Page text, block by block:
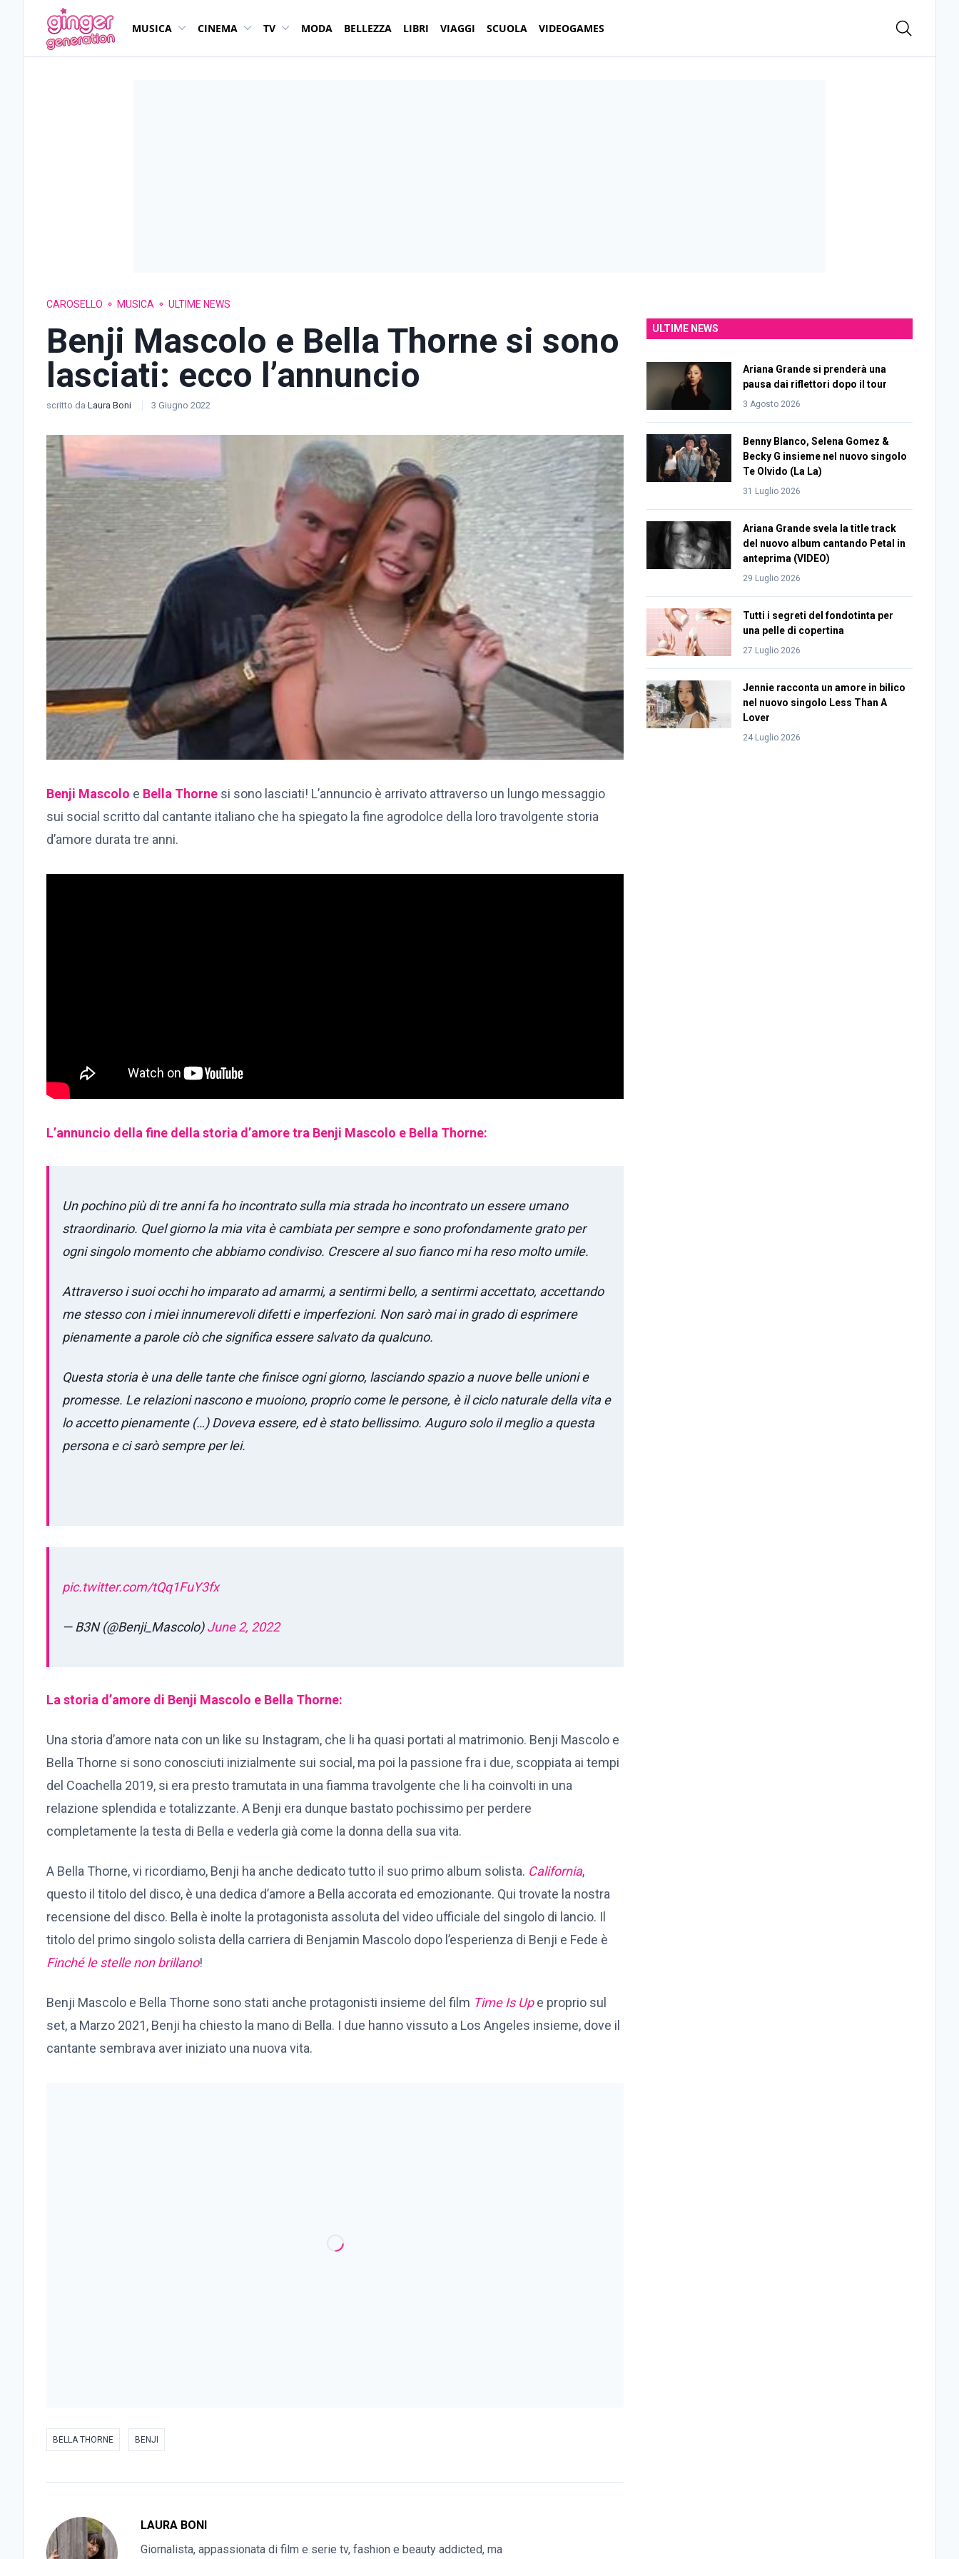
MUSICA CINEMA TV MODA BELLEZZA LIBRI VIAGGI SCUOLA VIDEOGAMES
CAROSELLO MUSICA ULTIME NEWS
Benji Mascolo e Bella Thorne si sono
lasciati: ecco l’annuncio
scritto da Laura Boni 3 Giugno 2022
Benji Mascolo e Bella Thorne si sono lasciati! L’annuncio è arrivato attraverso un lungo messaggio
sui social scritto dal cantante italiano che ha spiegato la fine agrodolce della loro travolgente storia
d’amore durata tre anni.
L’annuncio della fine della storia d’amore tra Benji Mascolo e Bella Thorne:
Un pochino più di tre anni fa ho incontrato sulla mia strada ho incontrato un essere umano
straordinario. Quel giorno la mia vita è cambiata per sempre e sono profondamente grato per
ogni singolo momento che abbiamo condiviso. Crescere al suo fianco mi ha reso molto umile.
Attraverso i suoi occhi ho imparato ad amarmi, a sentirmi bello, a sentirmi accettato, accettando
me stesso con i miei innumerevoli difetti e imperfezioni. Non sarò mai in grado di esprimere
pienamente a parole ciò che significa essere salvato da qualcuno.
Questa storia è una delle tante che finisce ogni giorno, lasciando spazio a nuove belle unioni e
promesse. Le relazioni nascono e muoiono, proprio come le persone, è il ciclo naturale della vita e
lo accetto pienamente (…) Doveva essere, ed è stato bellissimo. Auguro solo il meglio a questa
persona e ci sarò sempre per lei.
pic.twitter.com/tQq1FuY3fx
— B3N (@Benji_Mascolo)June 2, 2022
La storia d’amore di Benji Mascolo e Bella Thorne:
Una storia d’amore nata con un like su Instagram, che li ha quasi portati al matrimonio. Benji Mascolo e
Bella Thorne si sono conosciuti inizialmente sui social, ma poi la passione fra i due, scoppiata ai tempi
del Coachella 2019, si era presto tramutata in una fiamma travolgente che li ha coinvolti in una
relazione splendida e totalizzante. A Benji era dunque bastato pochissimo per perdere
completamente la testa di Bella e vederla già come la donna della sua vita.
A Bella Thorne, vi ricordiamo, Benji ha anche dedicato tutto il suo primo album solista. California,
questo il titolo del disco, è una dedica d’amore a Bella accorata ed emozionante. Qui trovate la nostra
recensione del disco. Bella è inolte la protagonista assoluta del video ufficiale del singolo di lancio. Il
titolo del primo singolo solista della carriera di Benjamin Mascolo dopo l’esperienza di Benji e Fede è
Finché le stelle non brillano!
Benji Mascolo e Bella Thorne sono stati anche protagonisti insieme del film Time Is Upe proprio sul
set, a Marzo 2021, Benji ha chiesto la mano di Bella. I due hanno vissuto a Los Angeles insieme, dove il
cantante sembrava aver iniziato una nuova vita.
BELLA THORNE BENJI
LAURA BONI
Giornalista, appassionata di film e serie tv, fashion e beauty addicted, ma
ULTIME NEWS
Ariana Grande si prenderà una
pausa dai riflettori dopo il tour
3 Agosto 2026
Benny Blanco, Selena Gomez &
Becky G insieme nel nuovo singolo
Te Olvido (La La)
31 Luglio 2026
Ariana Grande svela la title track
del nuovo album cantando Petal in
anteprima (VIDEO)
29 Luglio 2026
Tutti i segreti del fondotinta per
una pelle di copertina
27 Luglio 2026
Jennie racconta un amore in bilico
nel nuovo singolo Less Than A
Lover
24 Luglio 2026